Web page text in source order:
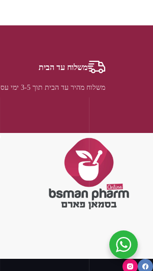
משלוח עד הבית
משלוח מהיר עד הבית תוך 3-5 ימי עסקים